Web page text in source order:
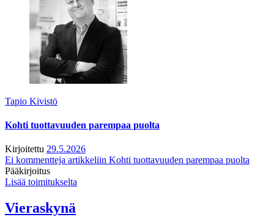
Tapio Kivistö
Kohti tuottavuuden parempaa puolta
Kirjoitettu 29.5.2026
Ei kommentteja artikkeliin Kohti tuottavuuden parempaa puolta
Pääkirjoitus
Lisää toimitukselta
Vieraskynä